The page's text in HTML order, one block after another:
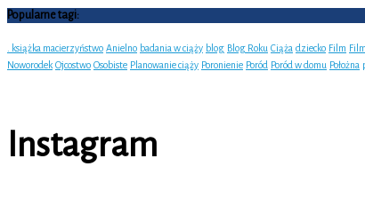
Popularne tagi:
. książka macierzyństwo Anielno badania w ciąży blog Blog Roku Ciąża dziecko Film
Noworodek Ojcostwo Osobiste Planowanie ciąży Poronienie Poród Poród w domu Położna
Instagram